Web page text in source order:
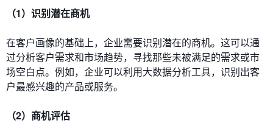
（1）识别潜在商机
在客户画像的基础上，企业需要识别潜在的商机。这可以通
过分析客户需求和市场趋势，寻找那些未被满足的需求或市
场空白点。例如，企业可以利用大数据分析工具，识别出客
户最感兴趣的产品或服务。
（2）商机评估